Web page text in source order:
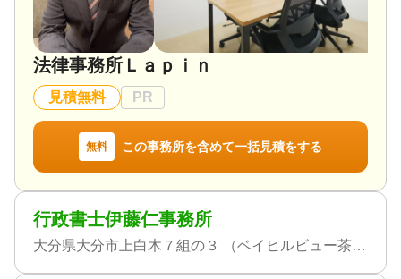
法律事務所Ｌａｐｉｎ
見積無料 PR
無料 この事務所を含めて一括見積をする
行政書士伊藤仁事務所
大分県大分市上白木７組の３ （ベイヒルビュー茶屋ヶ台７０１）